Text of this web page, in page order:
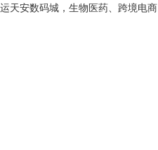
天安数码城，生物医药、跨境电